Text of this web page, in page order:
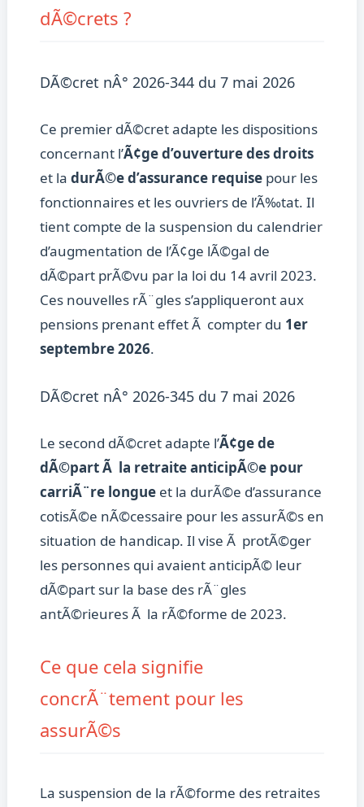
dÃ©crets ?
DÃ©cret nÂ° 2026-344 du 7 mai 2026
Ce premier dÃ©cret adapte les dispositions
concernant l’Ã¢ge d’ouverture des droits
et la durÃ©e d’assurance requisepour les
fonctionnaires et les ouvriers de l’Ã‰tat. Il
tient compte de la suspension du calendrier
d’augmentation de l’Ã¢ge lÃ©gal de
dÃ©part prÃ©vu par la loi du 14 avril 2023.
Ces nouvelles rÃ¨gles s’appliqueront aux
pensions prenant effet Ã compter du 1er
septembre 2026.
DÃ©cret nÂ° 2026-345 du 7 mai 2026
Le second dÃ©cret adapte l’Ã¢ge de
dÃ©part Ã la retraite anticipÃ©e pour
carriÃ¨re longueet la durÃ©e d’assurance
cotisÃ©e nÃ©cessaire pour les assurÃ©s en
situation de handicap. Il vise Ã protÃ©ger
les personnes qui avaient anticipÃ© leur
dÃ©part sur la base des rÃ¨gles
antÃ©rieures Ã la rÃ©forme de 2023.
Ce que cela signifie
concrÃ¨tement pour les
assurÃ©s
La suspension de la rÃ©forme des retraites